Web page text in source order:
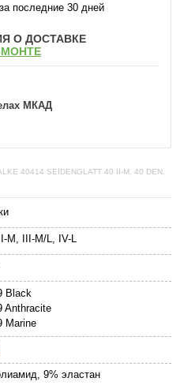
последние 30 дней
О ДОСТАВКЕ
МКАД
40414 SEIDENGLATT 40 II-M, 40 DEN,
M, III-M/L, IV-L
Black
Anthracite
Marine
9% эластан